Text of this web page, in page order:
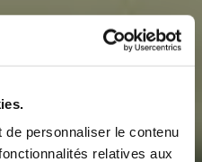
personnaliser le contenu
relatives aux